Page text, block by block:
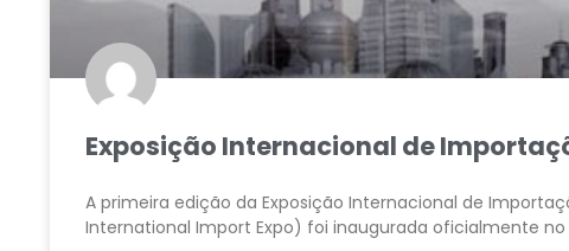
Exposição Internacional de
A primeira edição da Exposição Internacional de
International Import Expo) foi inaugurada oficialmente no